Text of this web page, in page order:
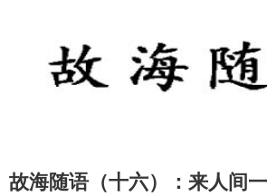
故海随语（十六）：来人间